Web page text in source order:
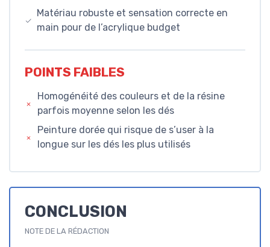
Matériau robuste et sensation correcte en
main pour de l’acrylique budget
POINTS FAIBLES
Homogénéité des couleurs et de la résine
parfois moyenne selon les dés
Peinture dorée qui risque de s’user à la
longue sur les dés les plus utilisés
CONCLUSION
NOTE DE LA RÉDACTION